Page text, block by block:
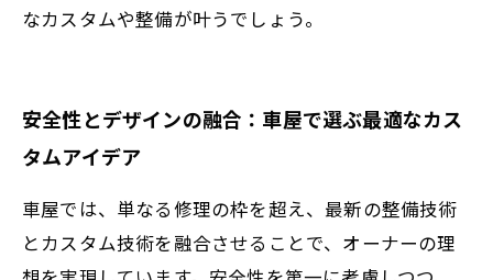
なカスタムや整備が叶うでしょう。
安全性とデザインの融合：車屋で選ぶ最適なカス
タムアイデア
車屋では、単なる修理の枠を超え、最新の整備技術
とカスタム技術を融合させることで、オーナーの理